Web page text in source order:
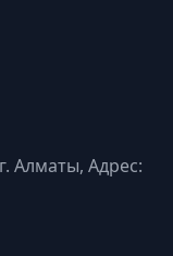
Алматы, Адрес: